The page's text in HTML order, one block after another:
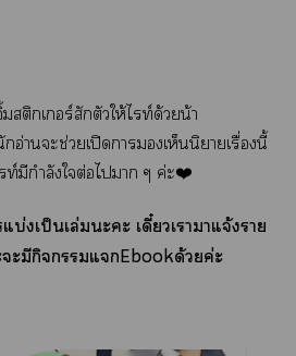
สติกเอร์สักตัวให้ไท์ด้วยน้า
านะช่วยเปิดาเห็นนิยายเรื่องนี้
ท์มีกำลังใต่อไา ๆ ค่ะ❤️
งเป็นเล่มะะ เดี๋ยวเาาแจ้งราย
ะมีกิจแEbookด้วยค่ะ